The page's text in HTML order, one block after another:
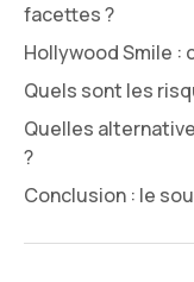
facettes ?
Hollywood Smile :
Quels sont les
Quelles
?
Conclusion : le